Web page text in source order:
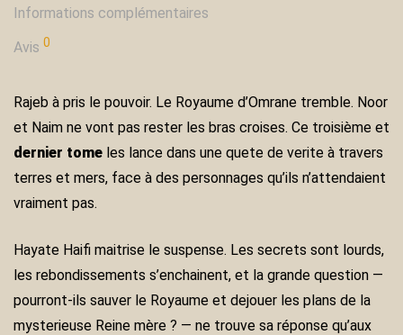
Informations complémentaires
Avis 0
Rajeb à pris le pouvoir. Le Royaume d’Omrane tremble. Noor
et Naim ne vont pas rester les bras croises. Ce troisième et
dernier tome les lance dans une quete de verite à travers
terres et mers, face à des personnages qu’ils n’attendaient
vraiment pas.
Hayate Haifi maitrise le suspense. Les secrets sont lourds,
les rebondissements s’enchainent, et la grande question —
pourront-ils sauver le Royaume et dejouer les plans de la
mysterieuse Reine mère ? — ne trouve sa réponse qu’aux